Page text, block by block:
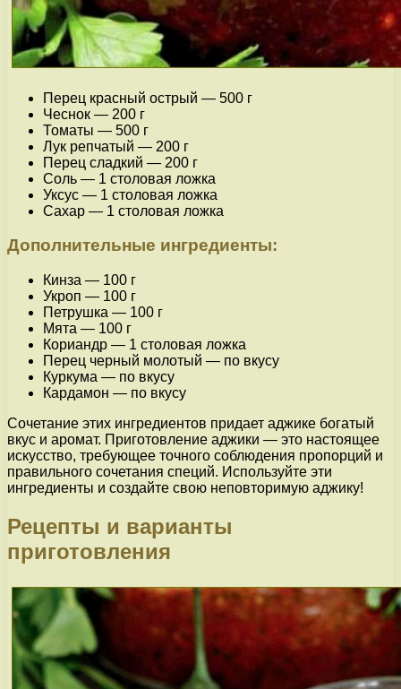
Перец красный острый — 500 г
Чеснок — 200 г
Томаты — 500 г
Лук репчатый — 200 г
Перец сладкий — 200 г
Соль — 1 столовая ложка
Уксус — 1 столовая ложка
Сахар — 1 столовая ложка
Дополнительные ингредиенты:
Кинза — 100 г
Укроп — 100 г
Петрушка — 100 г
Мята — 100 г
Кориандр — 1 столовая ложка
Перец черный молотый — по вкусу
Куркума — по вкусу
Кардамон — по вкусу
Сочетание этих ингредиентов придает аджике богатый
вкус и аромат. Приготовление аджики — это настоящее
искусство, требующее точного соблюдения пропорций и
правильного сочетания специй. Используйте эти
ингредиенты и создайте свою неповторимую аджику!
Рецепты и варианты
приготовления